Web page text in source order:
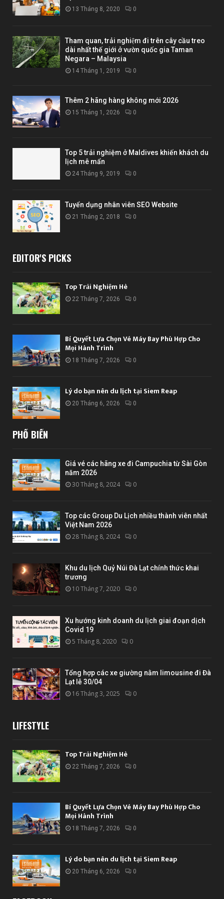
13 Tháng 8, 2020 0
Tham quan, trải nghiệm đi trên cây cầu treo
dài nhất thế giới ở vườn quốc gia Taman
Negara – Malaysia
14 Tháng 1, 2019 0
Thêm 2 hãng hàng không mới 2026
15 Tháng 1, 2026 0
Top 5 trải nghiệm ở Maldives khiến khách du
lịch mê mẩn
24 Tháng 9, 2019 0
Tuyển dụng nhân viên SEO Website
21 Tháng 2, 2018 0
EDITOR'S PICKS
Top Trải Nghiệm Hè
22 Tháng 7, 2026 0
Bí Quyết Lựa Chọn Vé Máy Bay Phù Hợp Cho
Mọi Hành Trình
18 Tháng 7, 2026 0
Lý do bạn nên du lịch tại Siem Reap
20 Tháng 6, 2026 0
PHỔ BIẾN
Giá vé các hãng xe đi Campuchia từ Sài Gòn
năm 2026
30 Tháng 8, 2024 0
Top các Group Du Lịch nhiều thành viên nhất
Việt Nam 2026
28 Tháng 8, 2024 0
Khu du lịch Quỷ Núi Đà Lạt chính thức khai
trương
10 Tháng 7, 2020 0
Xu hướng kinh doanh du lịch giai đoạn dịch
Covid 19
5 Tháng 8, 2020 0
Tổng hợp các xe giường nằm limousine đi Đà
Lạt lễ 30/04
16 Tháng 3, 2025 0
LIFESTYLE
Top Trải Nghiệm Hè
22 Tháng 7, 2026 0
Bí Quyết Lựa Chọn Vé Máy Bay Phù Hợp Cho
Mọi Hành Trình
18 Tháng 7, 2026 0
Lý do bạn nên du lịch tại Siem Reap
20 Tháng 6, 2026 0